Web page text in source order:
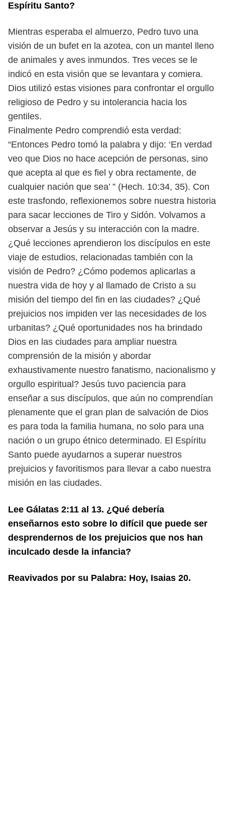
Espíritu Santo?
Mientras esperaba el almuerzo, Pedro tuvo una
visión de un bufet en la azotea, con un mantel lleno
de animales y aves inmundos. Tres veces se le
indicó en esta visión que se levantara y comiera.
Dios utilizó estas visiones para confrontar el orgullo
religioso de Pedro y su intolerancia hacia los
gentiles.
Finalmente Pedro comprendió esta verdad:
“Entonces Pedro tomó la palabra y dijo: ‘En verdad
veo que Dios no hace acepción de personas, sino
que acepta al que es fiel y obra rectamente, de
cualquier nación que sea’ ” (Hech. 10:34, 35). Con
este trasfondo, reflexionemos sobre nuestra historia
para sacar lecciones de Tiro y Sidón. Volvamos a
observar a Jesús y su interacción con la madre.
¿Qué lecciones aprendieron los discípulos en este
viaje de estudios, relacionadas también con la
visión de Pedro? ¿Cómo podemos aplicarlas a
nuestra vida de hoy y al
llamado de Cristo a su
misión del tiempo del fin en las ciudades? ¿Qué
prejuicios nos impiden ver las necesidades de los
urbanitas? ¿Qué oportunidades nos ha brindado
Dios en las ciudades para ampliar nuestra
comprensión de la misión y abordar
exhaustivamente nuestro fanatismo, nacionalismo y
orgullo espiritual? Jesús tuvo paciencia para
enseñar a sus discípulos, que aún no comprendían
plenamente que el gran plan de salvación de Dios
es para toda la familia humana, no solo para una
nación o un grupo étnico determinado. El Espíritu
Santo puede ayudarnos a superar nuestros
prejuicios y favoritismos para llevar a cabo nuestra
misión en las ciudades.
Lee Gálatas 2:11 al 13. ¿Qué debería
enseñarnos esto sobre lo difícil que puede ser
desprendernos de los prejuicios que nos han
inculcado desde la infancia?
Reavivados por su Palabra: Hoy, Isaias 20.